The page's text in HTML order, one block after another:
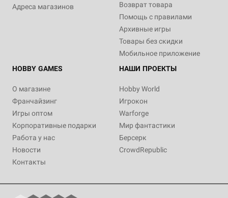
Адреса магазинов
Возврат товара
Помощь с правилами
Архивные игры
Товары без скидки
Мобильное приложение
HOBBY GAMES
О магазине
Франчайзинг
Игры оптом
Корпоративные подарки
Работа у нас
Новости
Контакты
НАШИ ПРОЕКТЫ
Hobby World
Игрокон
Warforge
Мир фантастики
Берсерк
CrowdRepublic